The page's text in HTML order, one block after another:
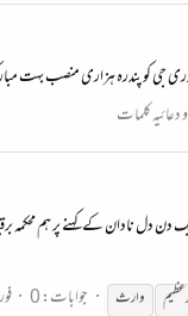
جی کو پندرہ ہزاری منصب بہت
دعائیہ کلمات
دن دل نادان کے کہنے پر ہم
عظیم وارث جوابات: 0